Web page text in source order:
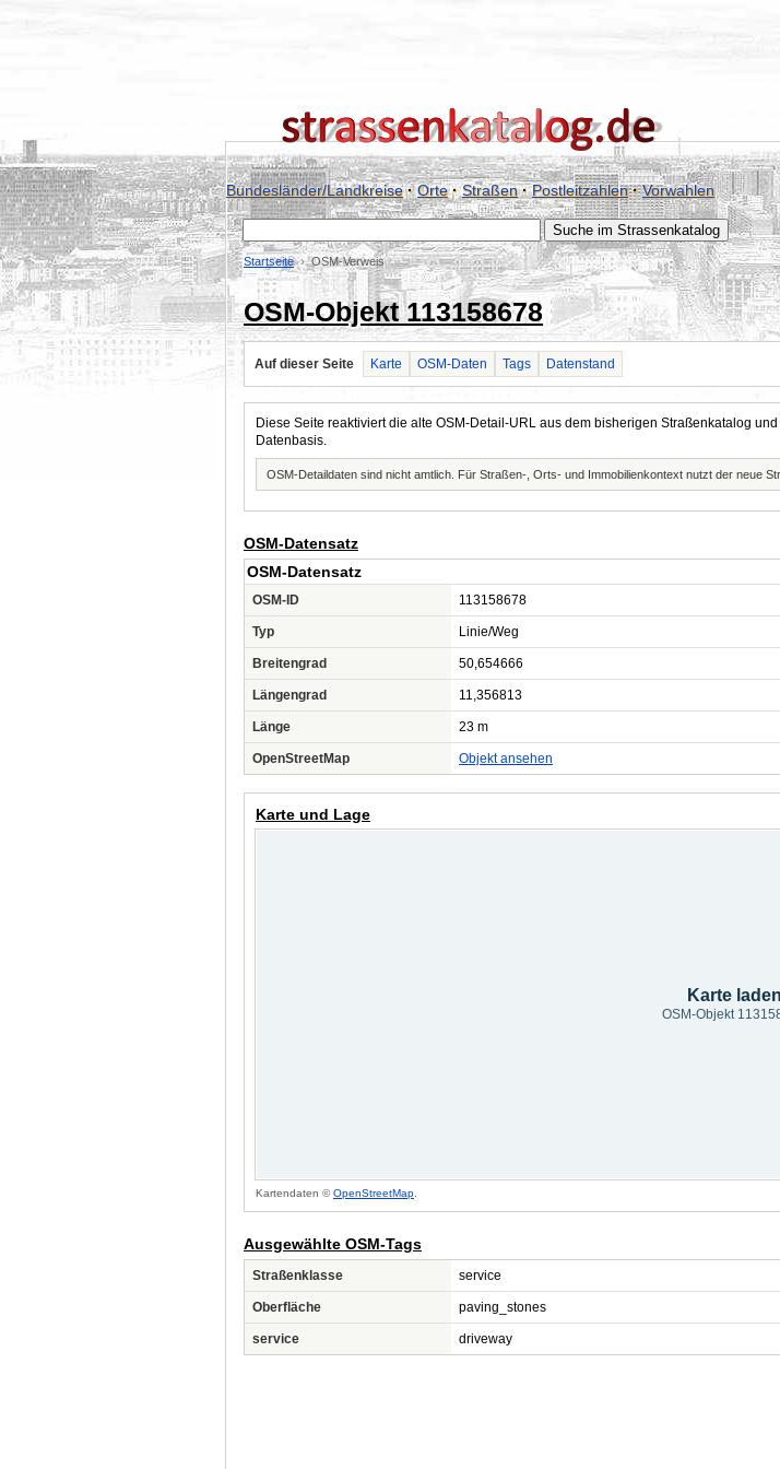
Bundesländer/Landkreise·Orte·Straßen·Postleitzahlen·Vorwahlen
Startseite OSM-Verweis
OSM-Objekt 113158678
Auf dieser Seite Karte OSM-Daten Tags Datenstand
Diese Seite reaktiviert die alte OSM-Detail-URL aus dem bisherigen Straßenkatalog
Datenbasis.
OSM-Detaildaten sind nicht amtlich. Für Straßen-, Orts- und Immobilienkontext nutzt der neue
OSM-Datensatz
OSM-Datensatz
OSM-ID 113158678
Typ Linie/Weg
Breitengrad 50,654666
Längengrad 11,356813
Länge 23 m
OpenStreetMap Objekt ansehen
Karte und Lage
Karte laden
OSM-Objekt
Kartendaten ©OpenStreetMap
Ausgewählte OSM-Tags
Straßenklasse service
Oberfläche paving_stones
service driveway